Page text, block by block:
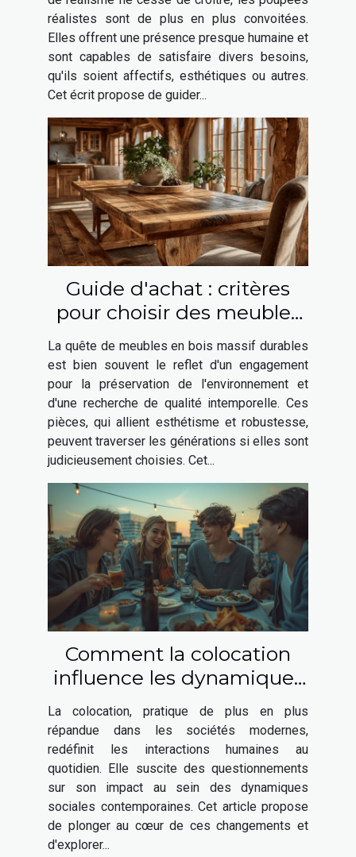
réalistes sont de plus en plus convoitées.
Elles offrent une présence presque humaine et
sont capables de satisfaire divers besoins,
qu'ils soient affectifs, esthétiques ou autres.
Cet écrit propose de guider...
Guide d'achat : critères
pour choisir des meubles
en bois massif durables
La quête de meubles en bois massif durables
est bien souvent le reflet d'un engagement
pour la préservation de l'environnement et
d'une recherche de qualité intemporelle. Ces
pièces, qui allient esthétisme et robustesse,
peuvent traverser les générations si elles sont
judicieusement choisies. Cet...
Comment la colocation
influence les dynamiques
sociales contemporaines
La colocation, pratique de plus en plus
répandue dans les sociétés modernes,
redéfinit les interactions humaines au
quotidien. Elle suscite des questionnements
sur son impact au sein des dynamiques
sociales contemporaines. Cet article propose
de plonger au cœur de ces changements et
d'explorer...